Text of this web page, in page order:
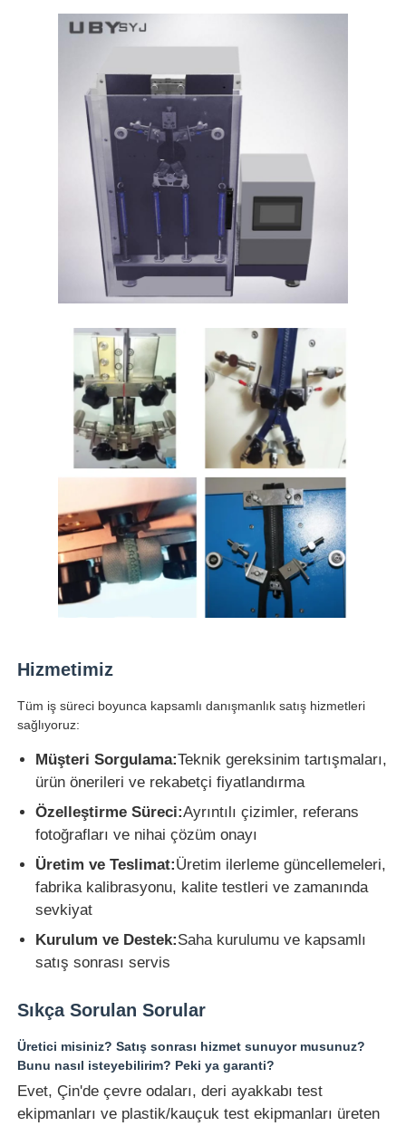
Hizmetimiz
Tüm iş süreci boyunca kapsamlı danışmanlık satış hizmetleri
sağlıyoruz:
Müşteri Sorgulama:Teknik gereksinim tartışmaları,
ürün önerileri ve rekabetçi fiyatlandırma
Özelleştirme Süreci:Ayrıntılı çizimler, referans
fotoğrafları ve nihai çözüm onayı
Üretim ve Teslimat:Üretim ilerleme güncellemeleri,
fabrika kalibrasyonu, kalite testleri ve zamanında
sevkiyat
Kurulum ve Destek:Saha kurulumu ve kapsamlı
satış sonrası servis
Sıkça Sorulan Sorular
Üretici misiniz? Satış sonrası hizmet sunuyor musunuz?
Bunu nasıl isteyebilirim? Peki ya garanti?
Evet, Çin'de çevre odaları, deri ayakkabı test
ekipmanları ve plastik/kauçuk test ekipmanları üreten